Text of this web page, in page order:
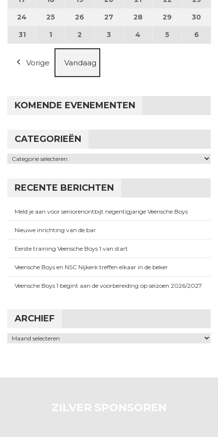
24 24 augustus 2026
25 25 augustus 2026
26 26 augustus 2026
27 27 augustus 2026
28 28 augustus 2026
29 29 30
3131 augustus 2026
1 1 september 2026
2 2 september 2026
3 3 september 2026
4 4 september 2026
5 5 6
Vorige Vandaag
KOMENDE EVENEMENTEN
CATEGORIEËN
Categorieën
RECENTE BERICHTEN
Meld je aan voor seniorenontbijt negentigjarige Veensche Boys
Nieuwe inrichting van de bar
Eerste training Veensche Boys 1 van start
Veensche Boys en NSC Nijkerk treffen elkaar in de beker
Veensche Boys 1 begint aan de voorbereiding op seizoen 2026/2027
ARCHIEF
Archief
ZILVER SPONSOREN